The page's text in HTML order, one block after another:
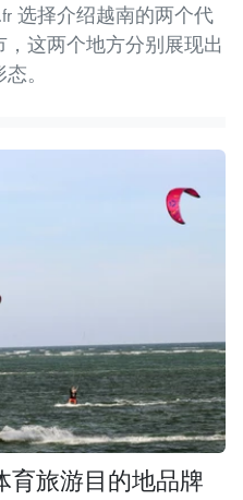
选择介绍越南的两个代
这两个地方分别展现出
。
育旅游目的地品牌